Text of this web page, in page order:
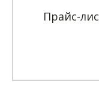
Прайс-